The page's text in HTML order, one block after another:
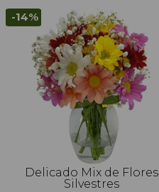
-14%
Delicado Mix de Flores
Silvestres